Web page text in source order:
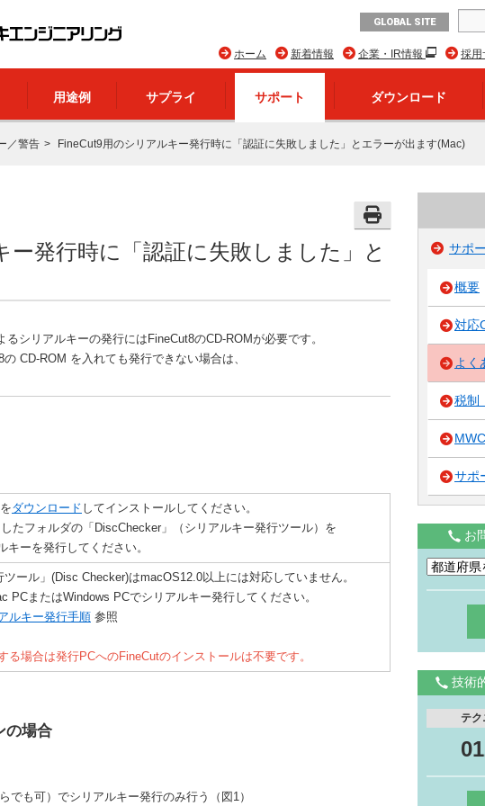
GLOBAL SITE
採用
企業・IR情報
新着情報
ホーム
用途例 サプライ サポート ダウンロード
／警告 FineCut9用のシリアルキー発行時に「認証に失敗しました」とエラーが出ます(Mac)
ー発行時に「認証に失敗しました」と
シリアルキーの発行にはFineCut8のCD-ROMが必要です。
CD-ROM を入れても発行できない場合は、
ダウンロード してインストールしてください。
たフォルダの「DiscChecker」（シリアルキー発行ツール）を
ーを発行してください。
ール」(Disc Checker)はmacOS12.0以上には対応していません。
PCまたはWindows PCでシリアルキー発行してください。
ルキー発行手順 参照
場合は発行PCへのFineCutのインストールは不要です。
の場合
も可）でシリアルキー発行のみ行う（図1）
サポ
概要
対応
よく
税制
サポ
お
技術
テ